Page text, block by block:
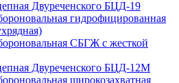
Двуреченского БЦД-19
гидрофицированная
СБГЖ с жесткой
Двуреченского БЦД-12М
широкозахватная